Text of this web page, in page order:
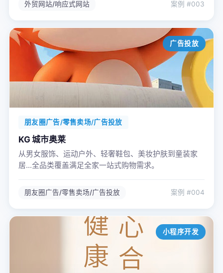
机、绿篱机、割灌机、园艺剪、铲子、耙子、园艺斧、
园艺叉、松土器、手锯及各类手持式园艺配套产品。
外贸网站/响应式网站 案例 #003
广告投放
朋友圈广告/零售卖场/广告投放
KG 城市奥莱
从男女服饰、运动户外、轻奢鞋包、美妆护肤到童装家
居...全品类覆盖满足全家一站式购物需求。
朋友圈广告/零售卖场/广告投放 案例 #004
小程序开发